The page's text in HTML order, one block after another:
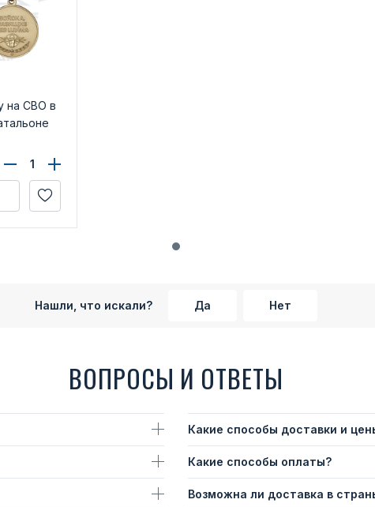
на СВО в
Нашли, что искали? Да Нет
ВОПРОСЫ И ОТВЕТЫ
Какие способы доставки и
Какие способы оплаты?
Возможна ли доставка в